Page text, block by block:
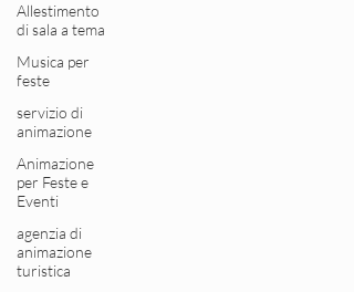
Allestimento
di sala a tema
Musica per
feste
servizio di
animazione
Animazione
per Feste e
Eventi
agenzia di
animazione
turistica